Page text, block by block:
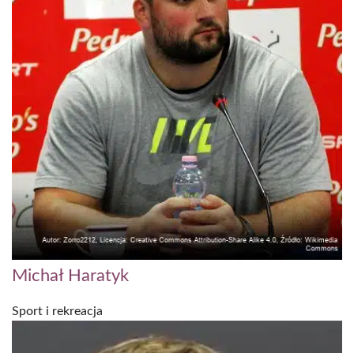
Michał Haratyk
Sport i rekreacja